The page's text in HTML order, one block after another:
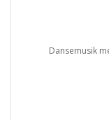
Dansemusik